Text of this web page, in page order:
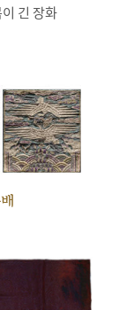
긴 장화